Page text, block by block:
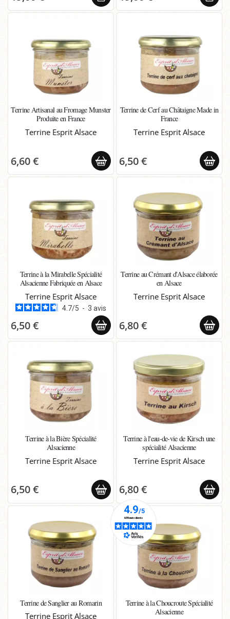
Terrine Artisanal au Fromage Munster
Produite en France
Terrine Esprit Alsace
6,60 €
Terrine de Cerf au Châtaigne Made in
France
Terrine Esprit Alsace
6,50 €
Terrine à la Mirabelle Spécialité
Alsacienne Fabriquée en Alsace
Terrine Esprit Alsace
4.7/5 - 3avis
6,50 €
Terrine au Crémant d'Alsace élaborée
en Alsace
Terrine Esprit Alsace
6,80 €
Terrine à la Bière Spécialité
Alsacienne
Terrine Esprit Alsace
6,50 €
Terrine à l'eau-de-vie de Kirsch une
spécialité Alsacienne
Terrine Esprit Alsace
6,80 €
Terrine de Sanglier au Romarin
Terrine Esprit Alsace
Terrine à la Choucroute Spécialité
Alsacienne